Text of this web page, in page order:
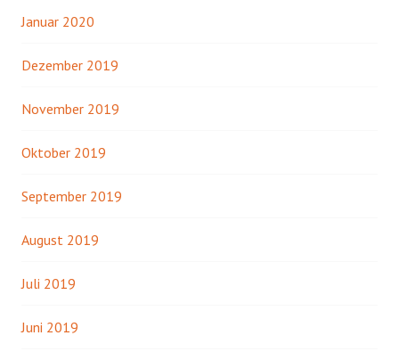
Januar 2020
Dezember 2019
November 2019
Oktober 2019
September 2019
August 2019
Juli 2019
Juni 2019